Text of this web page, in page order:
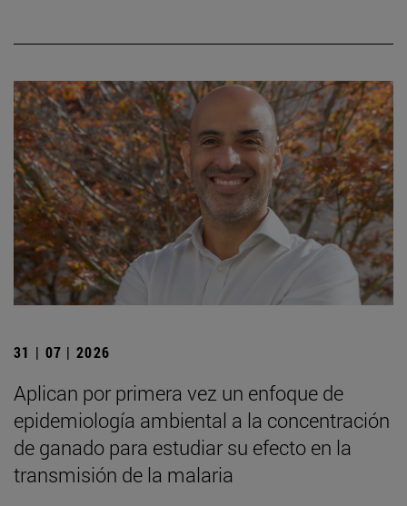
31 | 07 | 2026
Aplican por primera vez un enfoque de
epidemiología ambiental a la concentración
de ganado para estudiar su efecto en la
transmisión de la malaria